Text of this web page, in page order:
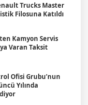
Trucks Master
Filosuna Katıldı
Kamyon Servis
Varan Taksit
Ofisi Grubu’nun
Yılında